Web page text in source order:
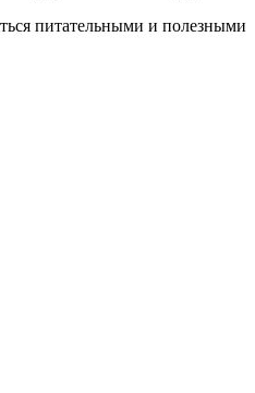
питательными и полезными